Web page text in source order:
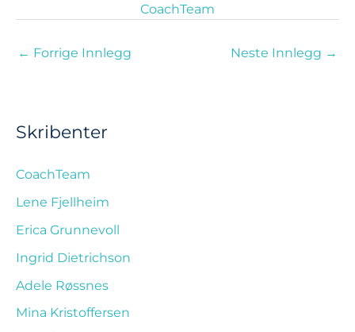
CoachTeam
← Forrige Innlegg Neste Innlegg →
Skribenter
CoachTeam
Lene Fjellheim
Erica Grunnevoll
Ingrid Dietrichson
Adele Røssnes
Mina Kristoffersen